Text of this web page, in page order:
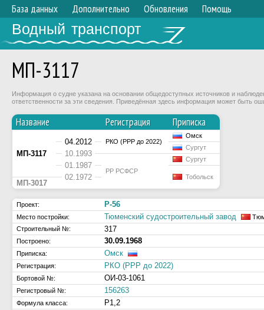
База данных Дополнительно Обновления Помощь
Водный транспорт
МП-3117
Информация о судне указана на основании общедоступных источников и
ответственности за эти сведения. Приведённая здесь информация может быть
Название Регистрация Приписка
МП-3117
04.2012 РКО (РРР до 2022)
Омск
10.1993
Сургут
01.1987
РР РСФСР
Сургут
02.1972 Тобольск
МП-3017
Проект: Р-56
Место постройки: Тюменский судостроительный завод
Строительный №:
317
Построено: 30.09.1968
Приписка: Омск
Регистрация: РКО (РРР до 2022)
Бортовой №: ОИ-03-1061
Регистровый №: 156263
Формула класса: Р1,2